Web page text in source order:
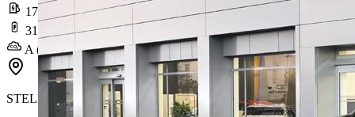
17,8 kWh/100km
317 km
A (0 g/km)
STELLANTIS &YOU NANTES REZE